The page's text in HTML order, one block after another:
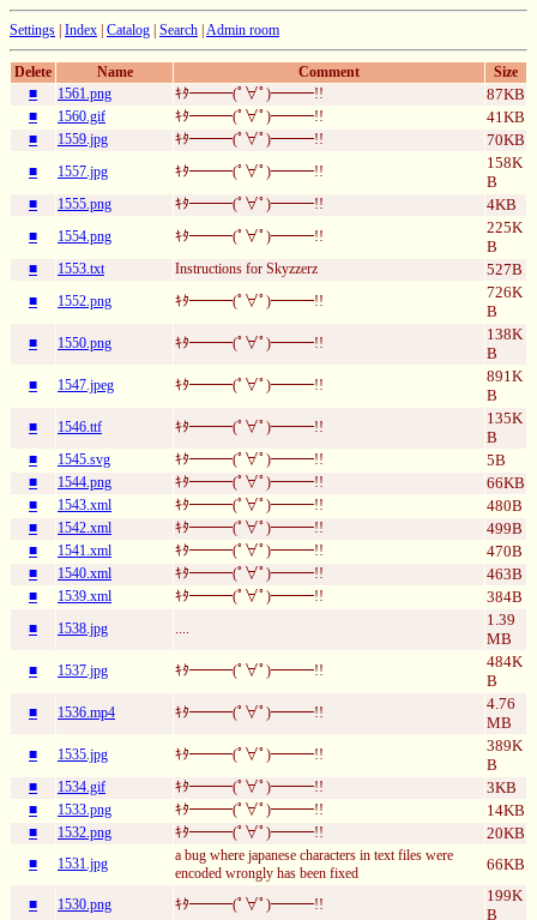
Settings | Index | Catalog | Search | Admin room
Delete Name Comment
Size
■
1561.png ｷﾀ━━━(ﾟ∀ﾟ)━━━!! 87KB
■ 1560.gif ｷﾀ━━━(ﾟ∀ﾟ)━━━!! 41KB
■ 1559.jpg ｷﾀ━━━(ﾟ∀ﾟ)━━━!! 70KB
■ 1557.jpg ｷﾀ━━━(ﾟ∀ﾟ)━━━!!
158K
B
■ 1555.png ｷﾀ━━━(ﾟ∀ﾟ)━━━!! 4KB
■ 1554.png ｷﾀ━━━(ﾟ∀ﾟ)━━━!!
225K
B
■ 1553.txt Instructions for Skyzzerz 527B
■ 1552.png ｷﾀ━━━(ﾟ∀ﾟ)━━━!!
726K
B
■ 1550.png ｷﾀ━━━(ﾟ∀ﾟ)━━━!!
138K
B
■ 1547.jpeg ｷﾀ━━━(ﾟ∀ﾟ)━━━!!
891K
B
■ 1546.ttf ｷﾀ━━━(ﾟ∀ﾟ)━━━!!
135K
B
■ 1545.svg ｷﾀ━━━(ﾟ∀ﾟ)━━━!! 5B
■ 1544.png ｷﾀ━━━(ﾟ∀ﾟ)━━━!! 66KB
■ 1543.xml ｷﾀ━━━(ﾟ∀ﾟ)━━━!! 480B
■ 1542.xml ｷﾀ━━━(ﾟ∀ﾟ)━━━!! 499B
■ 1541.xml ｷﾀ━━━(ﾟ∀ﾟ)━━━!! 470B
■ 1540.xml ｷﾀ━━━(ﾟ∀ﾟ)━━━!! 463B
■ 1539.xml ｷﾀ━━━(ﾟ∀ﾟ)━━━!! 384B
■ 1538.jpg
1.39
MB
■ 1537.jpg ｷﾀ━━━(ﾟ∀ﾟ)━━━!!
484K
B
■ 1536.mp4 ｷﾀ━━━(ﾟ∀ﾟ)━━━!!
4.76
MB
■ 1535.jpg ｷﾀ━━━(ﾟ∀ﾟ)━━━!!
389K
B
■ 1534.gif ｷﾀ━━━(ﾟ∀ﾟ)━━━!! 3KB
■ 1533.png ｷﾀ━━━(ﾟ∀ﾟ)━━━!! 14KB
■ 1532.png ｷﾀ━━━(ﾟ∀ﾟ)━━━!! 20KB
■ 1531.jpg
a bug where japanese characters in text files were
encoded wrongly has been fixed
66KB
■ 1530.png ｷﾀ━━━(ﾟ∀ﾟ)━━━!!
199K
B